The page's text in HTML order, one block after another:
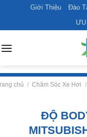
content
Giới Thiệu Đào
chủ / Chăm Sóc Xe Hơi /
ĐỘ